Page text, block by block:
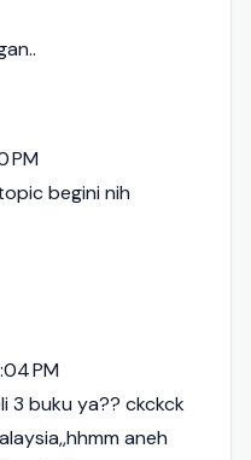
PM
begini nih
PM
3 buku ya?? ckckck
aneh